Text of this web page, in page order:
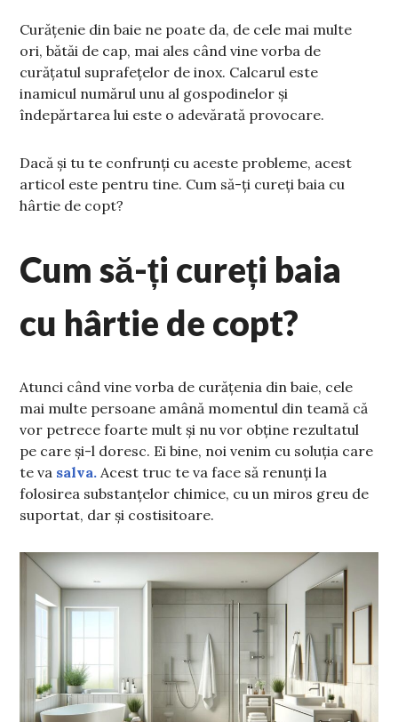
Curățenie din baie ne poate da, de cele mai multe
ori, bătăi de cap, mai ales când vine vorba de
curățatul suprafețelor de inox. Calcarul este
inamicul numărul unu al gospodinelor și
îndepărtarea lui este o adevărată provocare.
Dacă și tu te confrunți cu aceste probleme, acest
articol este pentru tine. Cum să-ți cureți baia cu
hârtie de copt?
Cum să-ți cureți baia
cu hârtie de copt?
Atunci când vine vorba de curățenia din baie, cele
mai multe persoane amână momentul din teamă că
vor petrece foarte mult și nu vor obține rezultatul
pe care și-l doresc. Ei bine, noi venim cu soluția care
te va salva. Acest truc te va face să renunți la
folosirea substanțelor chimice, cu un miros greu de
suportat, dar și costisitoare.